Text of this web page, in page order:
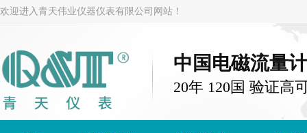
欢迎进入青天伟业仪器仪表有限公司网站！
中国电磁流量
20年 120国 验证高